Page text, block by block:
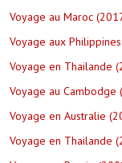
Voyage au Maroc
Voyage aux
Voyage en Thailande
Voyage au Cambodge
Voyage en Australie
Voyage en Thailande